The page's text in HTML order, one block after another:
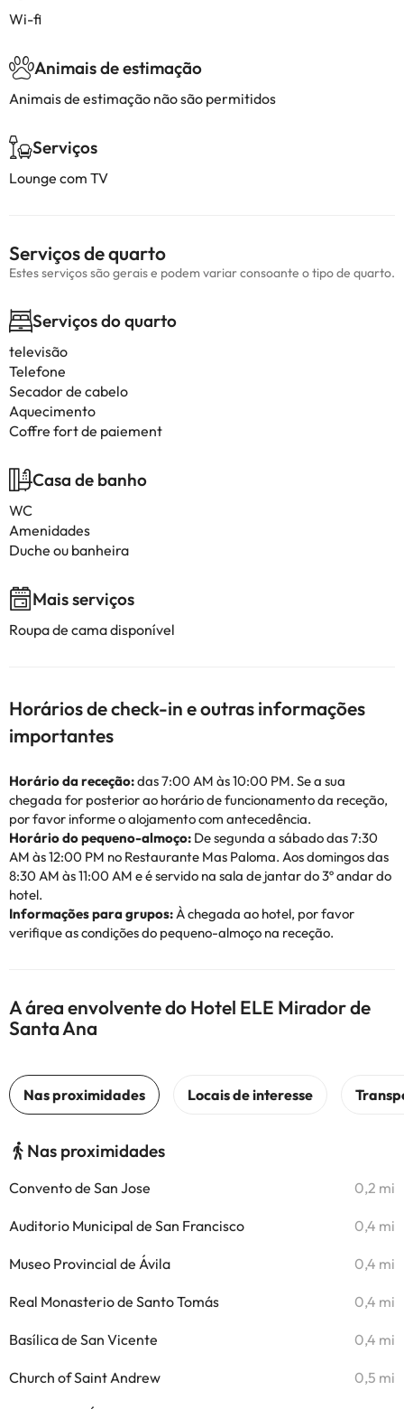
Wi-fi
Animais de estimação
Animais de estimação não são permitidos
Serviços
Lounge com TV
Serviços de quarto
Estes serviços são gerais e podem variar consoante o tipo de quarto.
Serviços do quarto
televisão
Telefone
Secador de cabelo
Aquecimento
Coffre fort de paiement
Casa de banho
WC
Amenidades
Duche ou banheira
Mais serviços
Roupa de cama disponível
Horários de check-in e outras informações
importantes
Horário da receção:das 7:00 AM às 10:00 PM. Se a sua
chegada for posterior ao horário de funcionamento da receção,
por favor informe o alojamento com antecedência.
Horário do pequeno-almoço: De segunda a sábado das 7:30
AM às 12:00 PM no Restaurante Mas Paloma. Aos domingos das
8:30 AM às 11:00 AM e é servido na sala de jantar do 3º andar do
hotel.
Informações para grupos:À chegada ao hotel, por favor
verifique as condições do pequeno-almoço na receção.
A área envolvente do Hotel ELE Mirador de
Santa Ana
Nas proximidades
Convento de San Jose 0,2 mi
Auditorio Municipal de San Francisco 0,4 mi
Museo Provincial de Ávila 0,4 mi
Real Monasterio de Santo Tomás 0,4 mi
Basílica de San Vicente 0,4 mi
Church of Saint Andrew 0,5 mi